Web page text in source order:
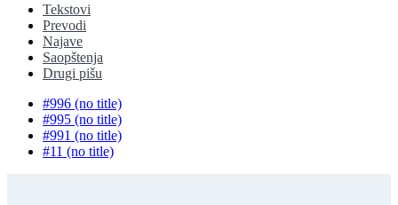
Tekstovi
Prevodi
Najave
Saopštenja
Drugi pišu
#996 (no title)
#995 (no title)
#991 (no title)
#11 (no title)